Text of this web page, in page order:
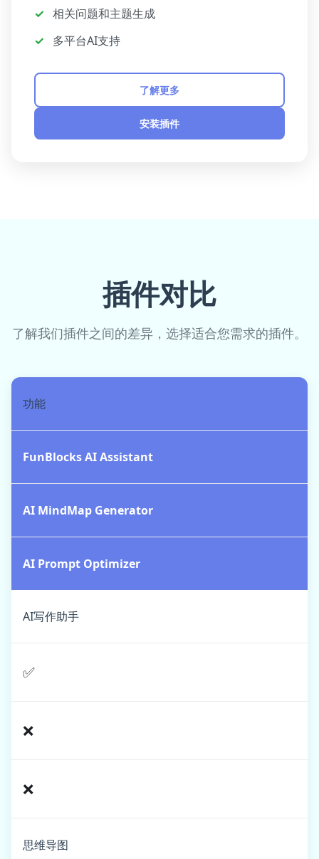
✓ 相关问题和主题生成
✓
多平台AI支持
了解更多
安装插件
插件对比
了解我们插件之间的差异，选择适合您需求的插件。
功能
FunBlocks AI Assistant
AI MindMap Generator
AI Prompt Optimizer
AI写作助手
✅
❌
❌
思维导图